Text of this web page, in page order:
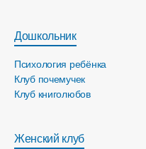
Дошкольник
Психология ребёнка
Клуб почемучек
Клуб книголюбов
Женский клуб